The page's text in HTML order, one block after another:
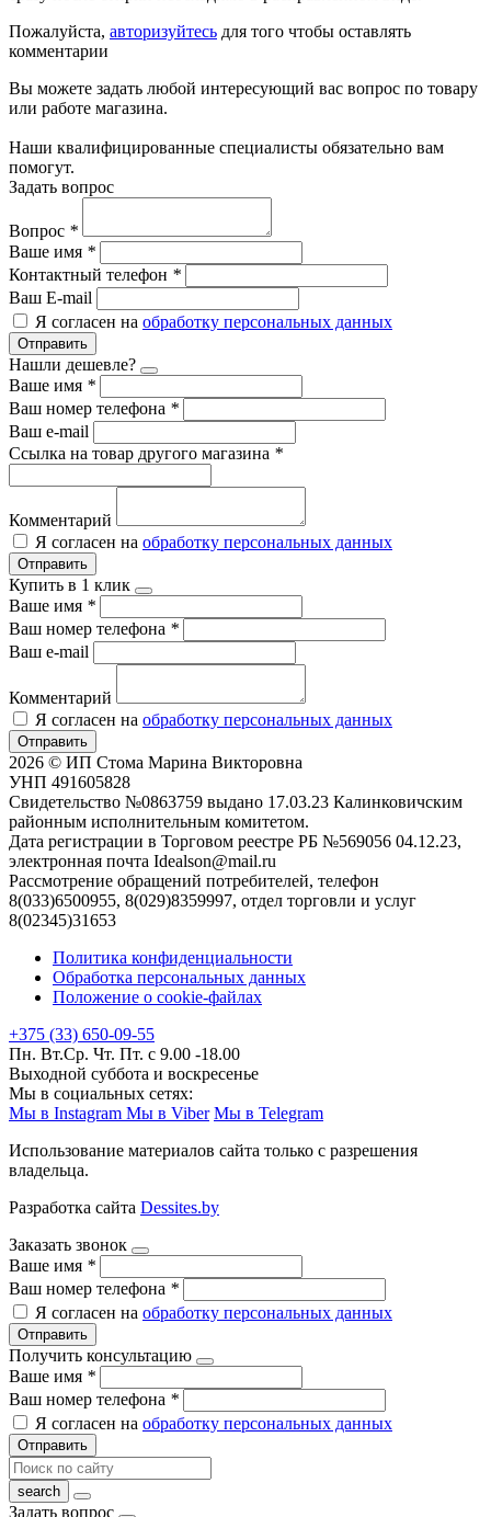
Пожалуйста, авторизуйтесь для того чтобы оставлять
комментарии
Вы можете задать любой интересующий вас вопрос по товару
или работе магазина.
Наши квалифицированные специалисты обязательно вам
помогут.
Задать вопрос
Вопрос *
Ваше имя *
Контактный телефон *
Ваш E-mail
Я согласен на обработку персональных данных
Отправить
Нашли дешевле?
Ваше имя *
Ваш номер телефона *
Ваш e-mail
Ссылка на товар другого магазина *
Комментарий
Я согласен на обработку персональных данных
Отправить
Купить в 1 клик
Ваше имя *
Ваш номер телефона *
Ваш e-mail
Комментарий
Я согласен на обработку персональных данных
Отправить
2026 © ИП Стома Марина Викторовна
УНП 491605828
Свидетельство №0863759 выдано 17.03.23 Калинковичским
районным исполнительным комитетом.
Дата регистрации в Торговом реестре РБ №569056 04.12.23,
электронная почта Idealson@mail.ru
Рассмотрение обращений потребителей, телефон
8(033)6500955, 8(029)8359997, отдел торговли и услуг
8(02345)31653
Политика конфиденциальности
Обработка персональных данных
Положение о cookie-файлах
+375 (33) 650-09-55
Пн. Вт.Ср. Чт. Пт. с 9.00 -18.00
Выходной суббота и воскресенье
Мы в социальных сетях:
Мы в Instagram Мы в Viber Мы в Telegram
Использование материалов сайта только с разрешения
владельца.
Разработка сайта Dessites.by
Заказать звонок
Ваше имя *
Ваш номер телефона *
Я согласен на обработку персональных данных
Отправить
Получить консультацию
Ваше имя *
Ваш номер телефона *
Я согласен на обработку персональных данных
Отправить
Задать вопрос